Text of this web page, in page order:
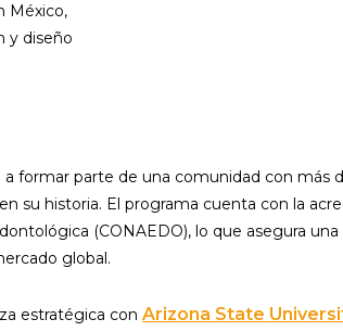
México,
y diseño
a formar parte de una comunidad con más
su historia. El programa cuenta con la
(CONAEDO), lo que asegura
global.
estratégica con Arizona State